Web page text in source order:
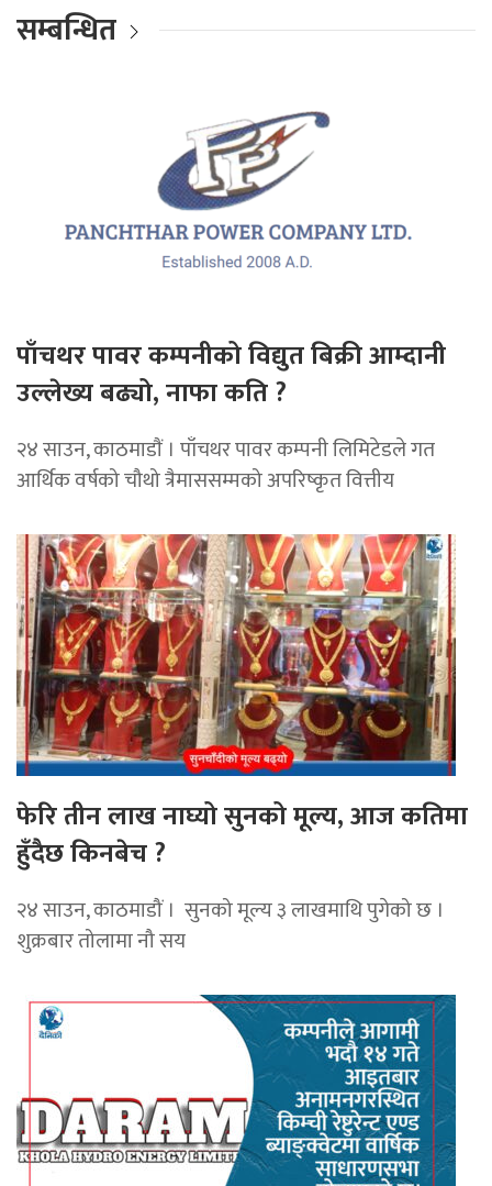
सम्बन्धित
पाँचथर पावर कम्पनीको विद्युत बिक्री आम्दानी
उल्लेख्य बढ्यो, नाफा कति ?
२४ साउन, काठमाडाैं । पाँचथर पावर कम्पनी लिमिटेडले गत
आर्थिक वर्षको चौथो त्रैमाससम्मको अपरिष्कृत वित्तीय
फेरि तीन लाख नाघ्यो सुनको मूल्य, आज कतिमा
हुँदैछ किनबेच ?
२४ साउन, काठमाडौं । सुनको मूल्य ३ लाखमाथि पुगेको छ ।
शुक्रबार तोलामा नौ सय